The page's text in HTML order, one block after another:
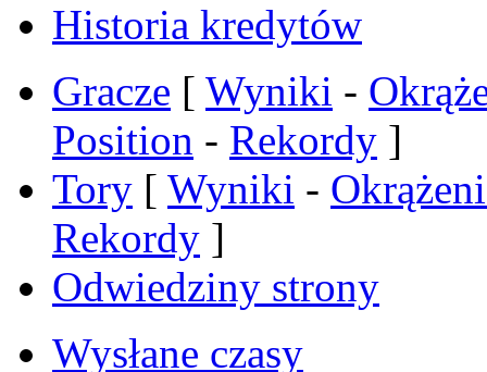
Historia kredytów
Gracze [ Wyniki -
Position - Rekordy ]
Tory [ Wyniki -
Rekordy ]
Odwiedziny strony
Wysłane czasy